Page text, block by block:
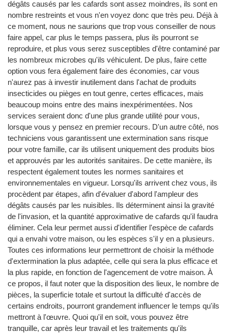
dégâts causés par les cafards sont assez moindres, ils sont en
nombre restreints et vous n'en voyez donc que très peu. Déjà à
ce moment, nous ne saurions que trop vous conseiller de nous
faire appel, car plus le temps passera, plus ils pourront se
reproduire, et plus vous serez susceptibles d'être contaminé par
les nombreux microbes qu'ils véhiculent. De plus, faire cette
option vous fera également faire des économies, car vous
n'aurez pas à investir inutilement dans l'achat de produits
insecticides ou pièges en tout genre, certes efficaces, mais
beaucoup moins entre des mains inexpérimentées. Nos
services seraient donc d'une plus grande utilité pour vous,
lorsque vous y pensez en premier recours. D'un autre côté, nos
techniciens vous garantissent une extermination sans risque
pour votre famille, car ils utilisent uniquement des produits bios
et approuvés par les autorités sanitaires. De cette manière, ils
respectent également toutes les normes sanitaires et
environnementales en vigueur. Lorsqu'ils arrivent chez vous, ils
procèdent par étapes, afin d'évaluer d'abord l'ampleur des
dégâts causés par les nuisibles. Ils déterminent ainsi la gravité
de l'invasion, et la quantité approximative de cafards qu'il faudra
éliminer. Cela leur permet aussi d'identifier l'espèce de cafards
qui a envahi votre maison, ou les espèces s'il y en a plusieurs.
Toutes ces informations leur permettront de choisir la méthode
d'extermination la plus adaptée, celle qui sera la plus efficace et
la plus rapide, en fonction de l'agencement de votre maison. À
ce propos, il faut noter que la disposition des lieux, le nombre de
pièces, la superficie totale et surtout la difficulté d'accès de
certains endroits, pourront grandement influencer le temps qu'ils
mettront à l'œuvre. Quoi qu'il en soit, vous pouvez être
tranquille, car après leur travail et les traitements qu'ils